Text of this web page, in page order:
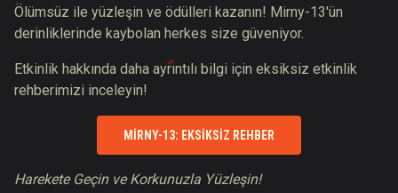
Ölümsüz ile yüzleşin ve ödülleri kazanın! Mirny-13'ün
derinliklerinde kaybolan herkes size güveniyor.
Etkinlik hakkında daha ayrıntılı bilgi için eksiksiz etkinlik
rehberimizi inceleyin!
MIRNY-13: EKSIKSIZ REHBER
Harekete Geçin ve Korkunuzla Yüzleşin!